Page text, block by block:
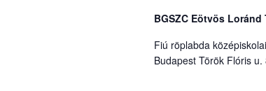
BGSZC Eötvös
Fiú röplabda
Budapest Török Flóris